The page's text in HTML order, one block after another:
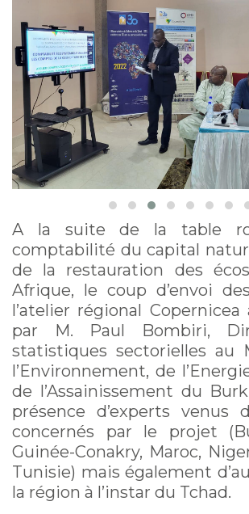
l’échelle
»,
septembre 2022
A la suite de la table
comptabilité du capital
de la restauration des
Afrique, le coup d’envoi
l’atelier régional
par M. Paul Bombiri,
statistiques sectorielles au
l’Environnement, de
de l’Assainissement du
présence d’experts venus
concernés par le projet
Guinée-Conakry, Maroc,
Tunisie) mais également
la région à l’instar du Tchad.